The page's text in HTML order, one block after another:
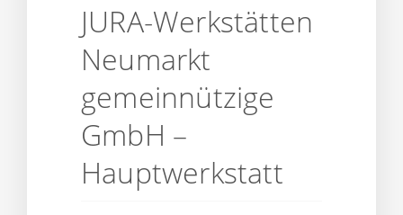
JURA-Werkstätten
Neumarkt
gemeinnützige
GmbH –
Hauptwerkstatt